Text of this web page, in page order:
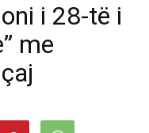
i 28-të i
me